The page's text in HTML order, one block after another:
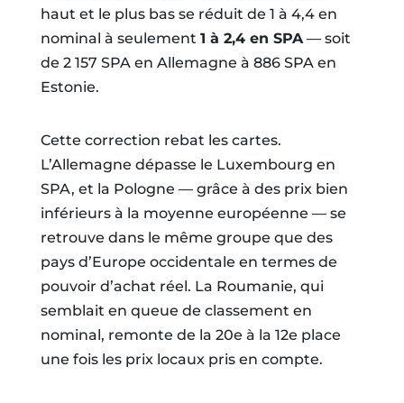
haut et le plus bas se réduit de 1 à 4,4 en
nominal à seulement 1 à 2,4 en SPA— soit
de 2 157 SPA en Allemagne à 886 SPA en
Estonie.
Cette correction rebat les cartes.
L’Allemagne dépasse le Luxembourg en
SPA, et la Pologne — grâce à des prix bien
inférieurs à la moyenne européenne — se
retrouve dans le même groupe que des
pays d’Europe occidentale en termes de
pouvoir d’achat réel. La Roumanie, qui
semblait en queue de classement en
nominal, remonte de la 20e à la 12e place
une fois les prix locaux pris en compte.